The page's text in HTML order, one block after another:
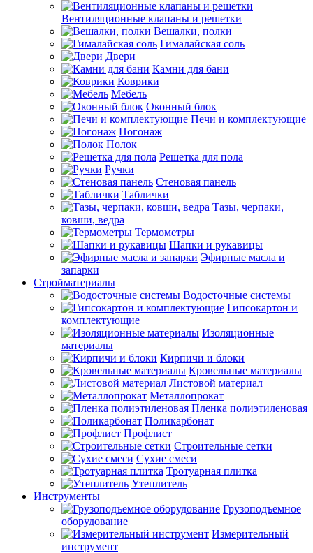
Вентиляционные клапаны и решетки
Вешалки, полки
Гималайская соль
Двери
Камни для бани
Коврики
Мебель
Оконный блок
Печи и комплектующие
Погонаж
Полок
Решетка для пола
Ручки
Стеновая панель
Таблички
Тазы, черпаки,
ковши, ведра
Термометры
Шапки и рукавицы
Эфирные масла и
запарки
Стройматериалы
Водосточные системы
Гипсокартон и
комплектующие
Изоляционные
материалы
Кирпичи и блоки
Кровельные материалы
Листовой материал
Металлопрокат
Пленка полиэтиленовая
Поликарбонат
Профлист
Строительные сетки
Сухие смеси
Тротуарная плитка
Утеплитель
Инструменты
Грузоподъемное
оборудование
Измерительный
инструмент